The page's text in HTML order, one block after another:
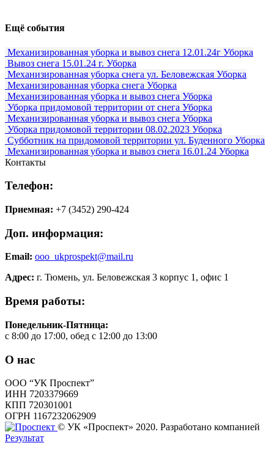
Ещё события
Механизированная уборка и вывоз снега 12.01.24г Уборка
Вывоз снега 15.01.24 г. Уборка
Механизированная уборка снега ул. Беловежская Уборка
Механизированная уборка снега Уборка
Механизированная уборка и вывоз снега Уборка
Уборка придомовой территории от снега Уборка
Механизированная уборка и вывоз снега Уборка
Уборка придомовой территории 08.02.2023 Уборка
Субботник на придомовой территории ул. Буденного Уборка
Механизированная уборка и вывоз снега 16.01.24 Уборка
Контакты
Телефон:
Приемная: +7 (3452) 290-424
Доп. информация:
Email: ooo_ukprospekt@mail.ru
Адрес: г. Тюмень, ул. Беловежская 3 корпус 1, офис 1
Время работы:
Понедельник-Пятница:
с 8:00 до 17:00, обед с 12:00 до 13:00
О нас
ООО “УК Проспект”
ИНН 7203379669
КПП 720301001
ОГРН 1167232062909
© УК «Проспект» 2020. Разработано компанией
Результат